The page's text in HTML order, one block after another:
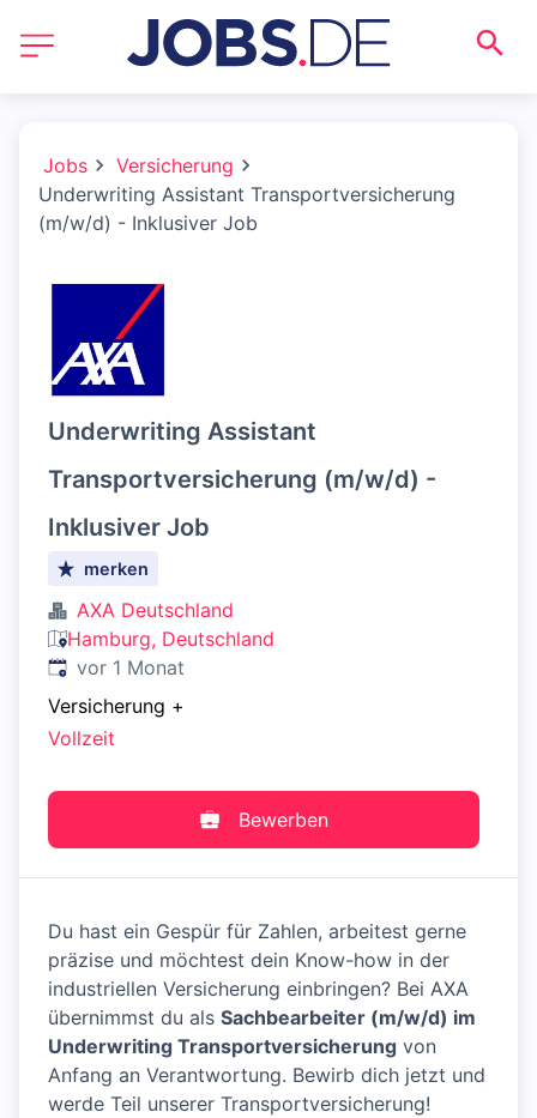
Jobs
Versicherung
Underwriting Assistant Transportversicherung
(m/w/d) - Inklusiver Job
Underwriting Assistant
Transportversicherung (m/w/d) -
Inklusiver Job
merken
AXA Deutschland
Hamburg, Deutschland
Veröffentlicht:
vor 1 Monat
Versicherung +
Vollzeit
Bewerben
Du hast ein Gespür für Zahlen, arbeitest gerne
präzise und möchtest dein Know-how in der
industriellen Versicherung einbringen? Bei AXA
übernimmst du als Sachbearbeiter (m/w/d) im
Underwriting Transportversicherung von
Anfang an Verantwortung. Bewirb dich jetzt und
werde Teil unserer Transportversicherung!